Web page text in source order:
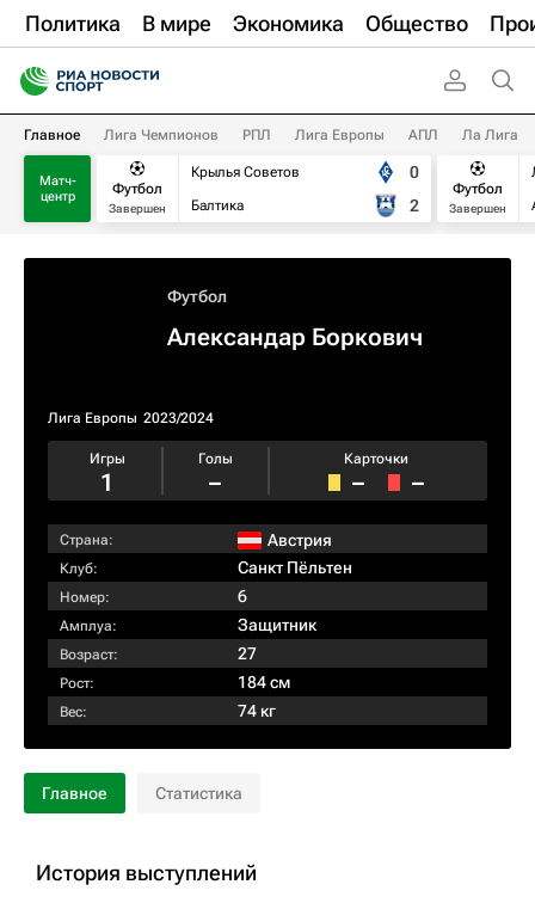
Политика В мире Экономика Общество
Главное Лига Чемпионов РПЛ Лига Европы АПЛ Ла Лига
Матч-
центр
Футбол
Завершен
Крылья Советов
Балтика
0
2
Футбол
Завершен
Футбол
Александар Боркович
Лига Европы 2023/2024
Игры
1
Голы
–
Карточки
– –
Страна: Австрия
Клуб: Санкт Пёльтен
Номер: 6
Амплуа: Защитник
Возраст: 27
Рост: 184 см
Вес: 74 кг
Главное Статистика
История выступлений